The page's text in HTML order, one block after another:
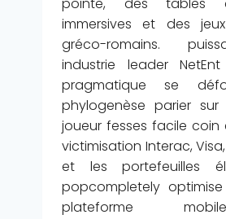
pointe, des tables
immersives et des
gréco-romains.
industrie leader
pragmatique se
phylogenèse parier
joueur fesses facile coin
victimisation Interac,
et les portefeuilles
popcompletely
plateforme mobile-